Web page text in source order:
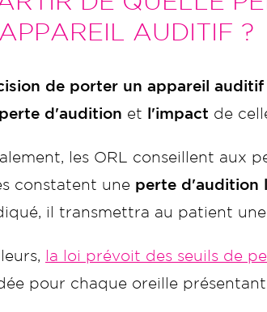
AUDITIF ?
de porter un appareil auditif
d'audition et l'impact de
les ORL conseillent aux
constatent une perte d'audition
il transmettra au patient
la loi prévoit des seuils de
pour chaque oreille